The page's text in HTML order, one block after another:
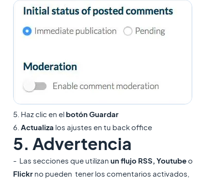
5. Haz clic en el botón Guardar
6. Actualiza los ajustes en tu back office
5. Advertencia
- Las secciones que utilizan un flujo RSS, Youtubeo
Flickrno pueden tener los comentarios activados,